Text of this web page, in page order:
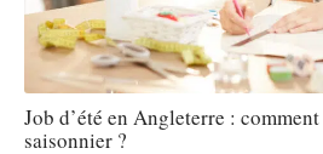
Job d’été en Angleterre :
saisonnier ?